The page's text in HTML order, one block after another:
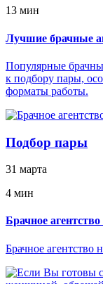
13 мин
Лучшие брачные
Популярные
к подбору пары,
форматы работы.
Подбор пары
31 марта
4 мин
Брачное
Брачное агентство